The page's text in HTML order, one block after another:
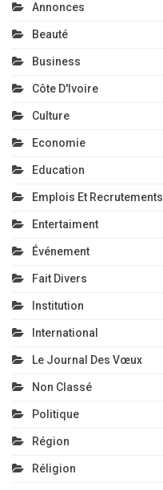
Annonces
Beauté
Business
Côte D'Ivoire
Culture
Economie
Education
Emplois Et Recrutements
Entertaiment
Événement
Fait Divers
Institution
International
Le Journal Des Vœux
Non Classé
Politique
Région
Réligion